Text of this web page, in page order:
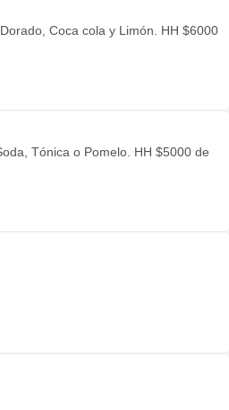
Coca cola y Limón. HH $6000
Tónica o Pomelo. HH $5000 de